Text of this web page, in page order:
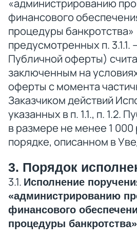
«администрированию
финансового
процедуры банкротства»
предусмотренных п. 3.1.1.
Публичной оферты)
заключенным на
оферты с момента
Заказчиком действий
указанных в п. 1.1., п. 1.2.
в размере не менее 1 000
порядке, описанном в
3. Порядок
3.1. Исполнение
«администрированию
финансового
процедуры банкротства»